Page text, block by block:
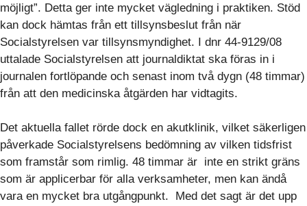
möjligt”. Detta ger inte mycket vägledning i praktiken. Stöd
kan dock hämtas från ett tillsynsbeslut från när
Socialstyrelsen var tillsynsmyndighet. I dnr 44-9129/08
uttalade Socialstyrelsen att journaldiktat ska föras in i
journalen fortlöpande och senast inom två dygn (48 timmar)
från att den medicinska åtgärden har vidtagits.
Det aktuella fallet rörde dock en akutklinik, vilket säkerligen
påverkade Socialstyrelsens bedömning av vilken tidsfrist
som framstår som rimlig. 48 timmar är inte en strikt gräns
som är applicerbar för alla verksamheter, men kan ändå
vara en mycket bra utgångpunkt. Med det sagt är det upp